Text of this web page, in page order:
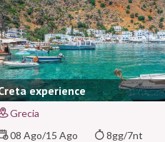
experience
Grecia
08 Ago/15 Ago 8gg/7nt